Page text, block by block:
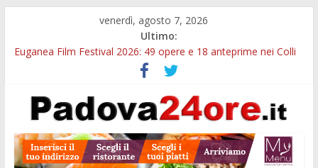
venerdì, agosto 7, 2026
Ultimo:
Euganea Film Festival 2026: 49 opere e 18 anteprime nei Colli
Slow Looking agli Eremitani: un’ora per osservare davvero
un’opera
Notizie di Padova alle ore 21: lavoratore morto, credito sul
Orto Botanico Padova: visite ed escursioni fino a settembre
Concorso Università di Padova: 5 funzionari, domande entro il